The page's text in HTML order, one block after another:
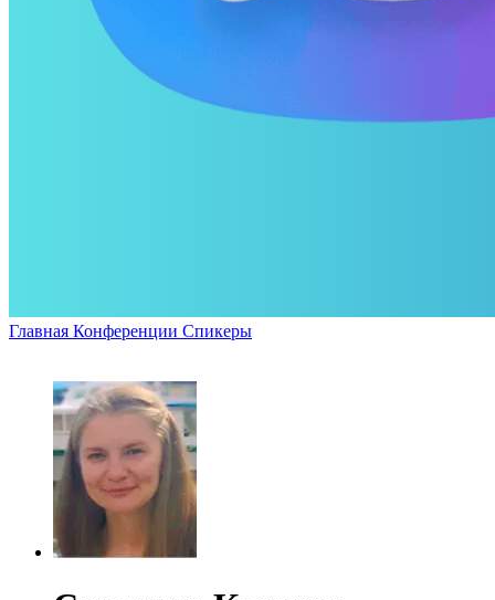
Главная Конференции Спикеры